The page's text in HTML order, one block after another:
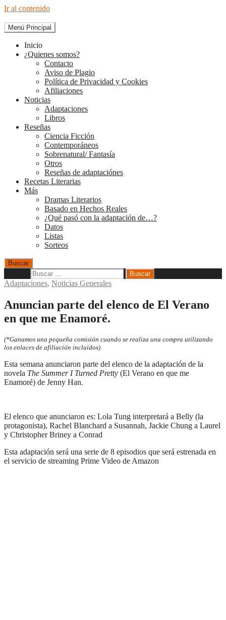
Ir al contenido
The Diary of Books
Menú Principal
Inicio
¿Quienes somos?
Contacto
Aviso de Plagio
Política de Privacidad y Cookies
Afiliaciones
Noticias
Adaptaciones
Libros
Reseñas
Ciencia Ficción
Contemporáneos
Sobrenatural/ Fantasía
Otros
Reseñas de adaptaciónes
Recetas Literarias
Más
Dramas Literarios
Basado en Hechos Reales
¿Qué pasó con la adaptación de…?
Datos
Listas
Sorteos
Buscar
Adaptaciones, Noticias Generales
Anuncian parte del elenco de El Verano
en que me Enamoré.
(*Ganamos una pequeña comisión cuando se realiza una compra utilizando
los enlaces de afiliación incluidos)
Esta semana anunciaron parte del elenco de la adaptación de la
novela The Summer I Turned Pretty (El Verano en que me
Enamoré) de Jenny Han.
El elenco que anunciaron es: Lola Tung interpretará a Belly (la
protagonista), Rachel Blanchard a Susannah, Jackie Chung a Laurel
y Christopher Briney a Conrad
Esta adaptación será una serie de 8 episodios que será estrenada en
el servicio de streaming Prime Video de Amazon